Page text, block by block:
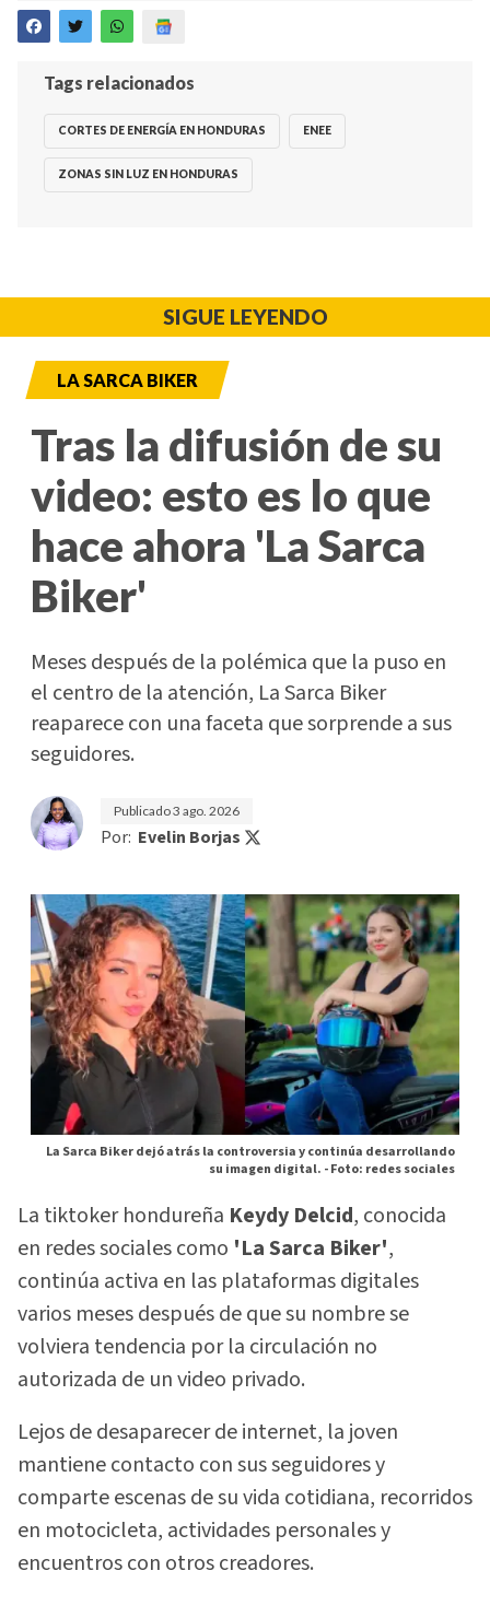
Tags relacionados
CORTES DE ENERGÍA EN HONDURAS ENEE
ZONAS SIN LUZ EN HONDURAS
SIGUE LEYENDO
LA SARCA BIKER
Tras la difusión de su
video: esto es lo que
hace ahora 'La Sarca
Biker'
Meses después de la polémica que la puso en
el centro de la atención, La Sarca Biker
reaparece con una faceta que sorprende a sus
seguidores.
Publicado3 ago. 2026
Por: Evelin Borjas
La Sarca Biker dejó atrás la controversia y continúa desarrollando
su imagen digital. -Foto: redes sociales
La tiktoker hondureña Keydy Delcid, conocida
en redes sociales como 'La Sarca Biker',
continúa activa en las plataformas digitales
varios meses después de que su nombre se
volviera tendencia por la circulación no
autorizada de un video privado.
Lejos de desaparecer de internet, la joven
mantiene contacto con sus seguidores y
comparte escenas de su vida cotidiana, recorridos
en motocicleta, actividades personales y
encuentros con otros creadores.